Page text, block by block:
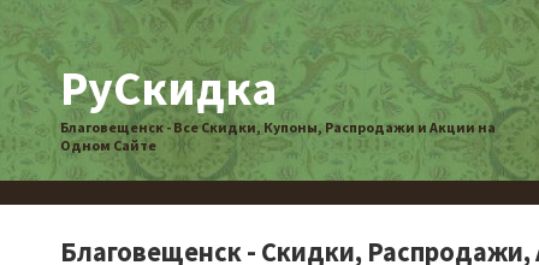
РуСкидка
Благовещенск - Все Скидки, Купоны, Распродажи и Акции на
Одном Сайте
Благовещенск - Скидки, Распродажи,